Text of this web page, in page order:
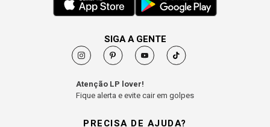
PRECISA DE AJUDA?
SIGA A GENTE
Atenção LP lover!
Fique alerta e evite cair em golpes